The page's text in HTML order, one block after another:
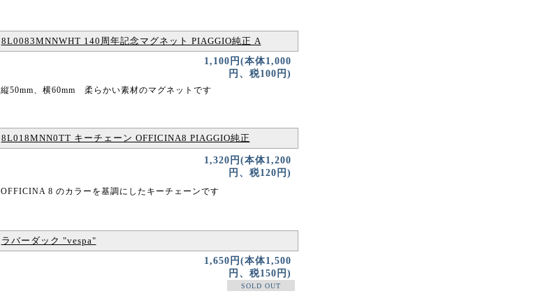
8L0083MNNWHT 140周年記念マグネット PIAGGIO純正 A
1,100円(本体1,000
円、税100円)
縦50mm、横60mm 柔らかい素材のマグネットです
8L018MNN0TT キーチェーン OFFICINA8 PIAGGIO純正
1,320円(本体1,200
円、税120円)
OFFICINA 8 のカラーを基調にしたキーチェーンです
ラバーダック "vespa"
1,650円(本体1,500
円、税150円)
SOLD OUT